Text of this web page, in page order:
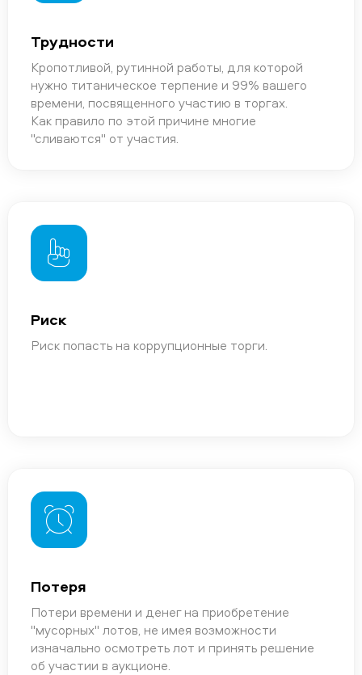
Трудности
Кропотливой, рутинной работы, для которой
нужно титаническое терпение и 99% вашего
времени, посвященного участию в торгах.
Как правило по этой причине многие
"сливаются" от участия.
Риск
Риск попасть на коррупционные торги.
Потеря
Потери времени и денег на приобретение
"мусорных" лотов, не имея возможности
изначально осмотреть лот и принять решение
об участии в аукционе.